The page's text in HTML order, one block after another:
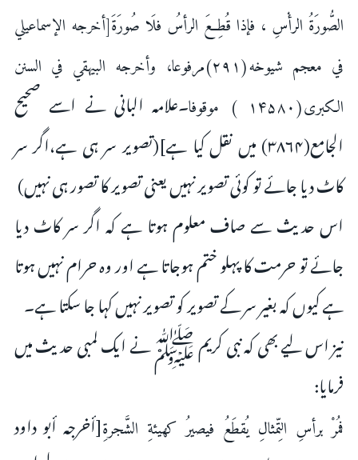
الصُّورَةُ الرأْسِ ، فإذا قُطِعَ الرأسُ فلَا صُورَةَ[أخرجه الإسماعيلي
في معجم شيوخه(۲۹۱)مرفوعا، وأخرجه البيهقي في السنن
الكبرى(۱۴۵۸۰ ) موقوفا
۔علامہ البانی نے اسے صحیح
الجامع(۳۸۶۴) میں نقل کیا ہے](تصویر سر ہی ہے،اگر سر
کاٹ دیا جائے تو کوئی تصویر نہیں یعنی تصویر کا تصور ہی نہیں)
اس حدیث سے صاف معلوم ہوتا ہے کہ اگر سر کاٹ دیا
جائے تو حرمت کا پہلو ختم ہوجاتا ہے اور وہ حرام نہیں ہوتا
ہے کیوں کہ بغیر سر کے تصویر کو تصویر نہیں کہا جا سکتا ہے۔
نیز اس لیے بھی کہ نبی کریم ﷺ نے ایک لمبی حدیث میں
فرمایا:
فمُرْ برأسِ التِّمثالِ يُقطَعُ فيصيرُ كهيئةِ الشَّجرةِ[أخرجه أبو داود